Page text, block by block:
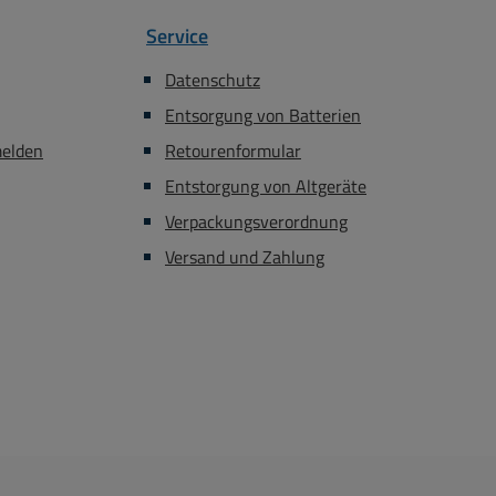
= 1,5qmm ROT
BLAU Artikel Nr:
= 1,5qmm
NeinFarbe: Grau
RAL7035Schutzart (IP)
IP65Gewicht: 600g
Service
Datenschutz
Entsorgung von Batterien
Retourenformular
Entstorgung von Altgeräte
Verpackungsverordnung
Versand und Zahlung